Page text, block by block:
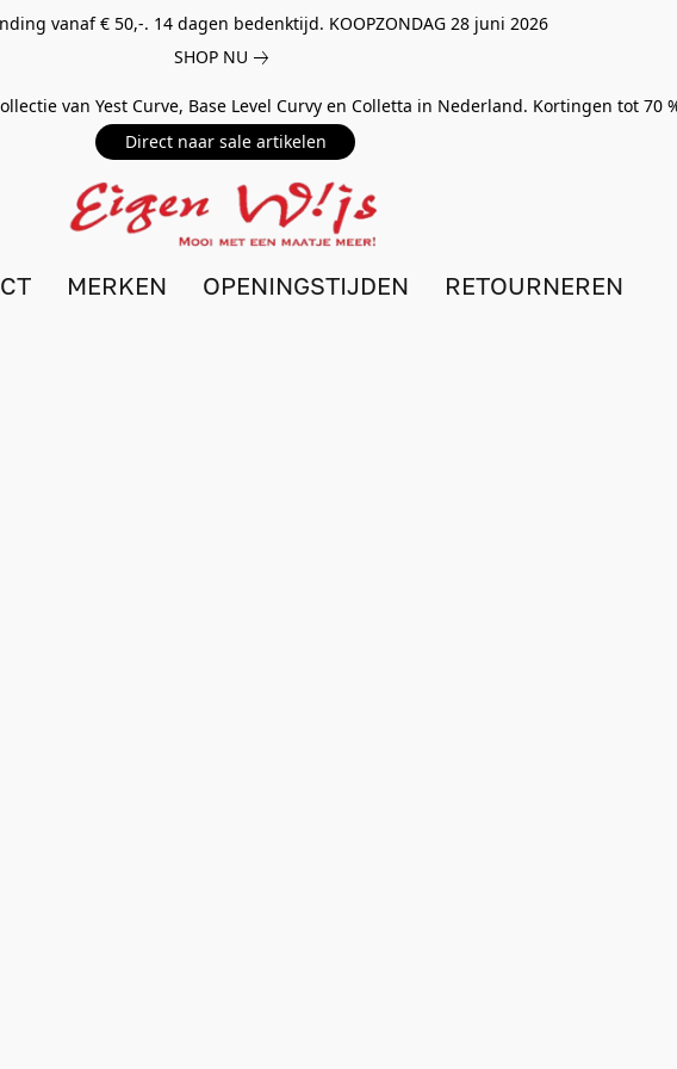
vanaf € 50,-. 14 dagen bedenktijd. KOOPZONDAG 28 juni 2026
SHOP NU
van Yest Curve, Base Level Curvy en Colletta in Nederland. Kortingen tot 70
Direct naar sale artikelen
MERKEN OPENINGSTIJDEN RETOURNEREN